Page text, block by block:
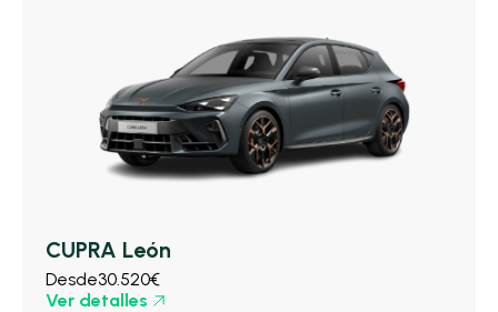
CUPRA León
Desde30.520€
Ver detalles